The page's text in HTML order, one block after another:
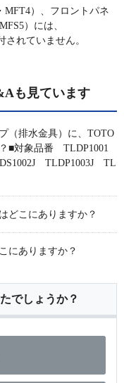
）、フロントパネ
）には、
れていません。
も見ています
（排水金具）に、TOTO
■対象品番 TLDP1001
TLDP1003J TL
どこにありますか？
にありますか？
でしょうか？